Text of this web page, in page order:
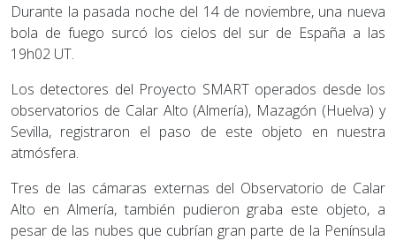
Durante la pasada noche del 14 de noviembre, una nueva
bola de fuego surcó los cielos del sur de España a las
19h02 UT.
Los detectores del Proyecto SMART operados desde los
observatorios de Calar Alto (Almería), Mazagón (Huelva) y
Sevilla, registraron el paso de este objeto en nuestra
atmósfera.
Tres de las cámaras externas del Observatorio de Calar
Alto en Almería, también pudieron graba este objeto, a
pesar de las nubes que cubrían gran parte de la Península